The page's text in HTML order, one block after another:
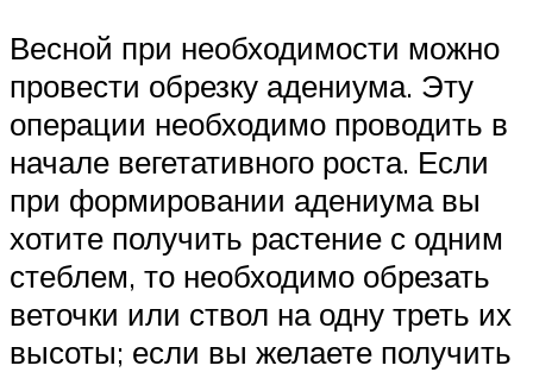
Весной при необходимости можно
провести обрезку адениума. Эту
операции необходимо проводить в
начале вегетативного роста. Если
при формировании адениума вы
хотите получить растение с одним
стеблем, то необходимо обрезать
веточки или ствол на одну треть их
высоты; если вы желаете получить